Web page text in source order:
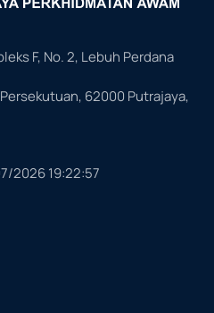
F, No. 2, Lebuh Perdana
62000 Putrajaya,
2026 19:22:57